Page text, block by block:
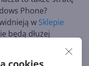
Phone?
w Sklepie
będą dłużej
oczywiście, że